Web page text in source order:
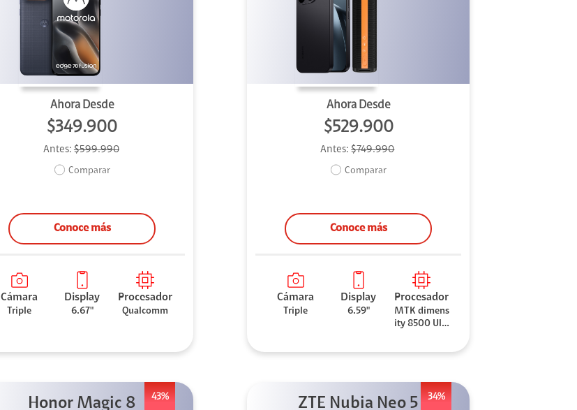
Ahora Desde
$349.900
Antes: $599.990
Comparar
Conoce más
Cámara
Triple
Display
6.67"
Procesador
Qualcomm
Ahora Desde
$529.900
Antes:$749.990
Comparar
Conoce más
Cámara
Triple
Display
6.59"
Procesador
MTK dimens
ity 8500 Ultr
43%
Honor Magic 8
34%
ZTE Nubia Neo 5